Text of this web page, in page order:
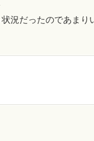
況だったのであまり